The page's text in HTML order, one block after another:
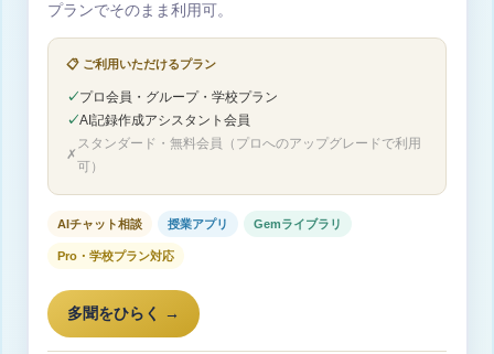
プランでそのまま利用可。
📋 ご利用いただけるプラン
✓プロ会員・グループ・学校プラン
✓AI記録作成アシスタント会員
✗
スタンダード・無料会員（プロへのアップグレードで利用
可）
AIチャット相談 授業アプリ Gemライブラリ
Pro・学校プラン対応
多聞をひらく →